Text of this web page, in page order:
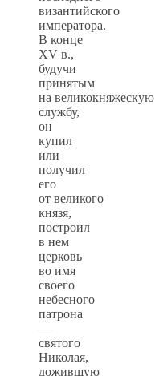
византийского
императора.
В конце
XV в.,
будучи
принятым
на великокняжескую
службу,
он
купил
или
получил
его
от великого
князя,
построил
в нем
церковь
во имя
своего
небесного
патрона
—
святого
Николая,
дожившую